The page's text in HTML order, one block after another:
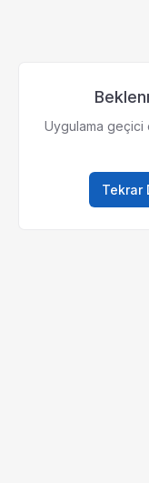
Uygulama geçici
Tekrar